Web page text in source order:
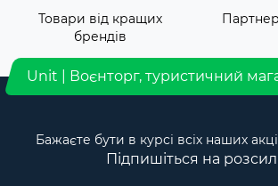
Товари від кращих
брендів
Unit | Воєнторг, туристичний
Бажаєте бути в курсі всіх наших
Підпишіться на